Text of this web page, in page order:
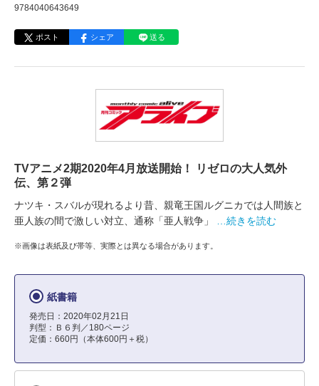
9784040643649
ポスト シェア 送る
TVアニメ2期2020年4月放送開始！ リゼロの大人気外
伝、第２弾
ナツキ・スバルが現れるより昔、親竜王国ルグニカでは人間族と
亜人族の間で激しい対立、通称「亜人戦争」
…続きを読む
※画像は表紙及び帯等、実際とは異なる場合があります。
紙書籍
発売日：2020年02月21日
判型：Ｂ６判／180ページ
定価：660円（本体600円＋税）